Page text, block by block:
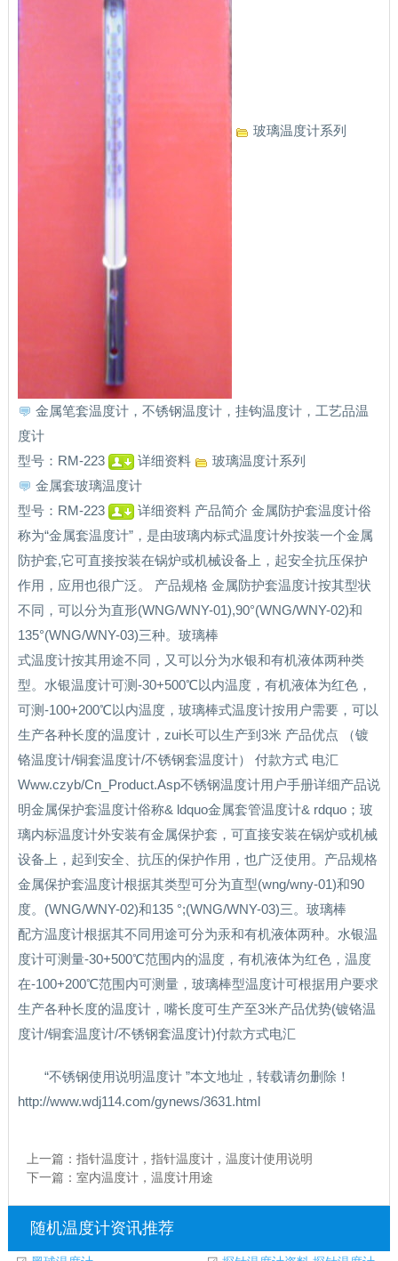
玻璃温度计系列
金属笔套温度计，不锈钢温度计，挂钩温度计，工艺品温
度计
型号：RM-223
详细资料
玻璃温度计系列
金属套玻璃温度计
型号：RM-223
详细资料 产品简介 金属防护套温度计俗
称为“金属套温度计”，是由玻璃内标式温度计外按装一个金属
防护套,它可直接按装在锅炉或机械设备上，起安全抗压保护
作用，应用也很广泛。 产品规格 金属防护套温度计按其型状
不同，可以分为直形(WNG/WNY-01),90°(WNG/WNY-02)和
135°(WNG/WNY-03)三种。玻璃棒
式温度计按其用途不同，又可以分为水银和有机液体两种类
型。水银温度计可测-30+500℃以内温度，有机液体为红色，
可测-100+200℃以内温度，玻璃棒式温度计按用户需要，可以
生产各种长度的温度计，zui长可以生产到3米 产品优点 （镀
铬温度计/铜套温度计/不锈钢套温度计） 付款方式 电汇
Www.czyb/Cn_Product.Asp不锈钢温度计用户手册详细产品说
明金属保护套温度计俗称& ldquo金属套管温度计& rdquo；玻
璃内标温度计外安装有金属保护套，可直接安装在锅炉或机械
设备上，起到安全、抗压的保护作用，也广泛使用。产品规格
金属保护套温度计根据其类型可分为直型(wng/wny-01)和90
度。(WNG/WNY-02)和135 °;(WNG/WNY-03)三。玻璃棒
配方温度计根据其不同用途可分为汞和有机液体两种。水银温
度计可测量-30+500℃范围内的温度，有机液体为红色，温度
在-100+200℃范围内可测量，玻璃棒型温度计可根据用户要求
生产各种长度的温度计，嘴长度可生产至3米产品优势(镀铬温
度计/铜套温度计/不锈钢套温度计)付款方式电汇
“不锈钢使用说明温度计 ”本文地址，转载请勿删除！
http://www.wdj114.com/gynews/3631.html
上一篇： 指针温度计，指针温度计，温度计使用说明
下一篇： 室内温度计，温度计用途
随机温度计资讯推荐